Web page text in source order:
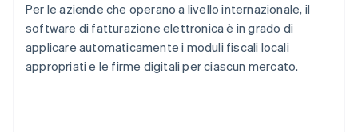
Per le aziende che operano a livello internazionale, il
software di fatturazione elettronica è in grado di
applicare automaticamente i moduli fiscali locali
appropriati e le firme digitali per ciascun mercato.